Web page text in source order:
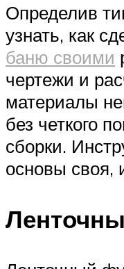
Определив
узнать, как
баню своими
чертежи и
материалы
без четкого
сборки.
основы своя,